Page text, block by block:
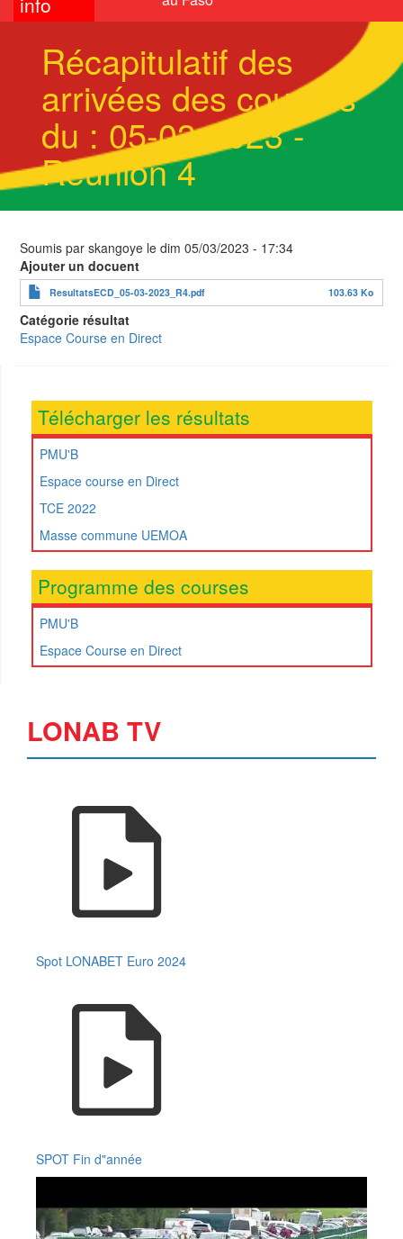
Récapitulatif des
arrivées des courses
du : 05-03-2023 -
Réunion 4
Soumis par skangoye le dim 05/03/2023 - 17:34
Ajouter un docuent
ResultatsECD_05-03-2023_R4.pdf 103.63 Ko
Catégorie résultat
Espace Course en Direct
Télécharger les résultats
PMU'B
Espace course en Direct
TCE 2022
Masse commune UEMOA
Programme des courses
PMU'B
Espace Course en Direct
LONAB TV
Spot LONABET Euro 2024
SPOT Fin d"année